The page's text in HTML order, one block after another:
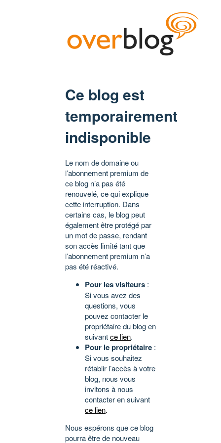
Ce blog est
temporairement
indisponible
Le nom de domaine ou
l’abonnement premium de
ce blog n’a pas été
renouvelé, ce qui explique
cette interruption. Dans
certains cas, le blog peut
également être protégé par
un mot de passe, rendant
son accès limité tant que
l’abonnement premium n’a
pas été réactivé.
Pour les visiteurs :
Si vous avez des
questions, vous
pouvez contacter le
propriétaire du blog en
suivantce lien.
Pour le propriétaire :
Si vous souhaitez
rétablir l’accès à votre
blog, nous vous
invitons à nous
contacter en suivant
ce lien.
Nous espérons que ce blog
pourra être de nouveau